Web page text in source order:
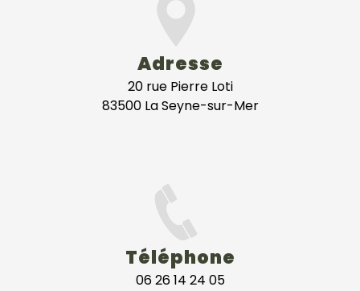
Adresse
20 rue Pierre Loti
83500 La Seyne-sur-Mer
Téléphone
06 26 14 24 05